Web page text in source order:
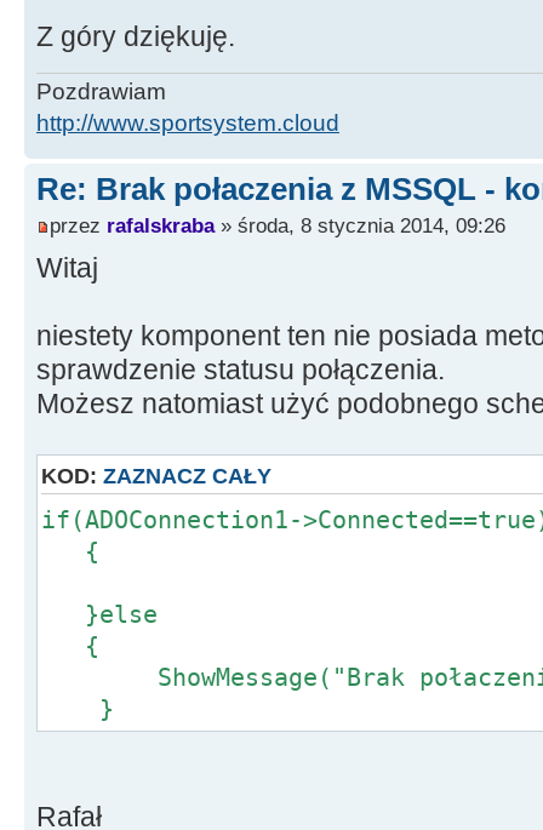
Z góry dziękuję.
Pozdrawiam
http://www.sportsystem.cloud
Re: Brak połaczenia z MSSQL -
przez rafalskraba» środa, 8 stycznia 2014, 09:26
Witaj
niestety komponent ten nie posiada
sprawdzenie statusu połączenia.
Możesz natomiast użyć podobnego
KOD: ZAZNACZ CAŁY
if(ADOConnection1-
{
}else
{
ShowMessage("Brak
}
Rafał